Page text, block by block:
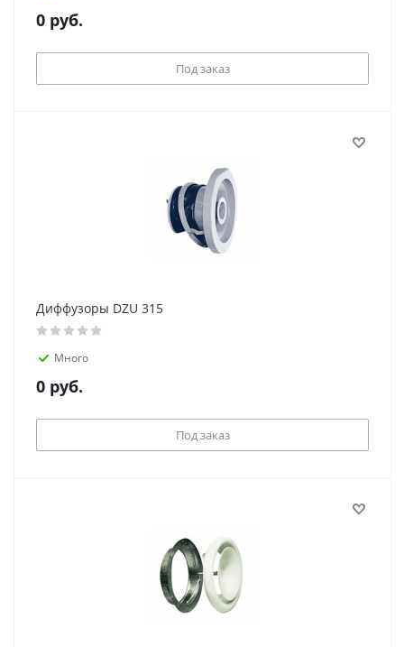
0 руб.
Под заказ
Диффузоры DZU 315
Много
0 руб.
Под заказ